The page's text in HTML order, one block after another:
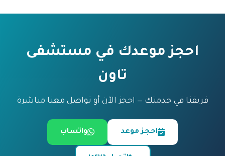
احجز موعدك في مستشفى
تاون
فريقنا في خدمتك — احجز الآن أو تواصل معنا مباشرة
احجز موعد واتساب